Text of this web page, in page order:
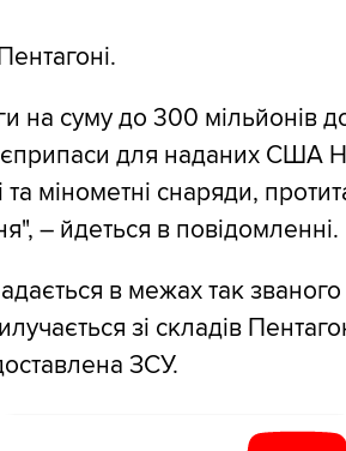
на суму до 300 мільйонів
для наданих США
та мінометні снаряди,
– йдеться в повідомленні.
в межах так
зі складів
ЗСУ.